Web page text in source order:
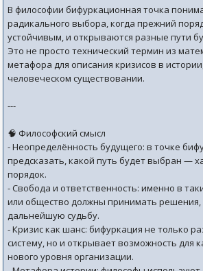
В философии бифуркационная точка
радикального выбора, когда прежний
устойчивым, и открываются разные пути
Это не просто технический термин из
метафора для описания кризисов в
человеческом существовании.
---
🧠 Философский смысл
- Неопределённость будущего: в точке
предсказать, какой путь будет выбран —
порядок.
- Свобода и ответственность: именно в
или общество должны принимать
дальнейшую судьбу.
- Кризис как шанс: бифуркация не только
систему, но и открывает возможность для
нового уровня организации.